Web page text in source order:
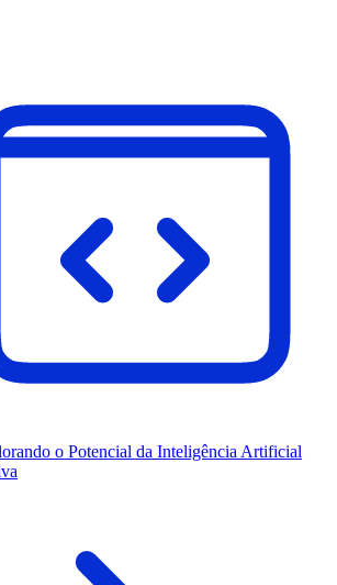
o Potencial da Inteligência Artificial